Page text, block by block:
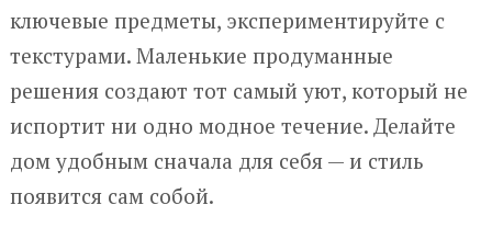
ключевые предметы, экспериментируйте с
текстурами. Маленькие продуманные
решения создают тот самый уют, который не
испортит ни одно модное течение. Делайте
дом удобным сначала для себя — и стиль
появится сам собой.